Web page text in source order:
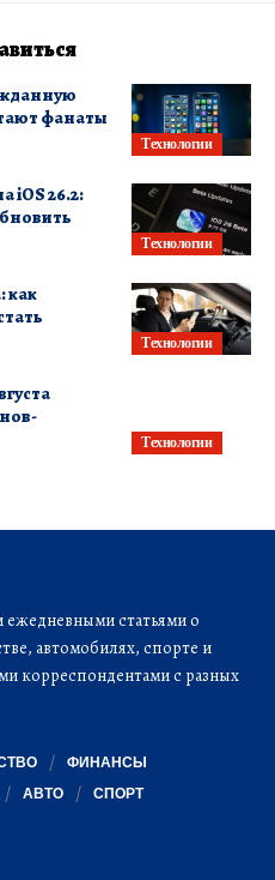
Технологии
фанаты
Технологии
iOS 26.2:
Технологии
как
Технологии
статьями о
автомобилях, спорте и
корреспондентами с разных
ФИНАНСЫ
АВТО СПОРТ